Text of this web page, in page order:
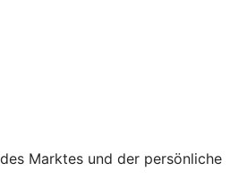
Marktes und der persönliche